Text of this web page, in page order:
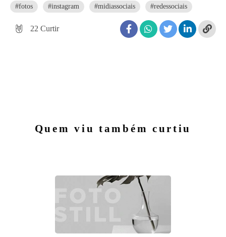
#fotos #instagram #midiassociais #redessociais
22 Curtir
Quem viu também curtiu